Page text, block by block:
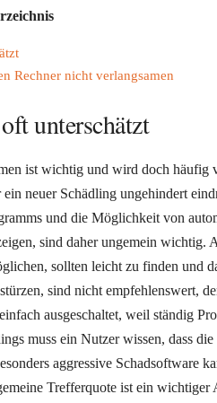
Rechner nicht verlangsamen
unterschätzt
ist wichtig und wird doch häufig
neuer Schädling ungehindert
und die Möglichkeit von
sind daher ungemein wichtig.
sollten leicht zu finden und
sind nicht empfehlenswert,
ausgeschaltet, weil ständig
muss ein Nutzer wissen, dass
aggressive Schadsoftware
Trefferquote ist ein wichtiger